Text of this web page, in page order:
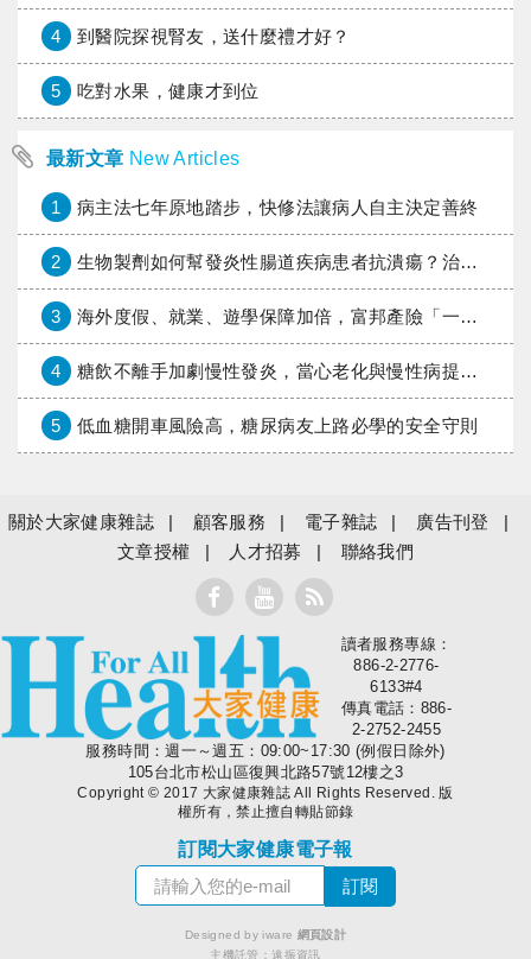
4 到醫院探視腎友，送什麼禮才好？
5 吃對水果，健康才到位
最新文章 New Articles
1 病主法七年原地踏步，快修法讓病人自主決定善終
2 生物製劑如何幫發炎性腸道疾病患者抗潰瘍？治療進展與健保給付困境一次看
3 海外度假、就業、遊學保障加倍，富邦產險「一期逐夢」專案加碼遠距醫療與緊急救援
4 糖飲不離手加劇慢性發炎，當心老化與慢性病提早報到
5 低血糖開車風險高，糖尿病友上路必學的安全守則
關於大家健康雜誌 顧客服務 電子雜誌
廣告刊登
文章授權
人才招募 聯絡我們
大家健康
讀者服務專線：
886-2-2776-
6133#4
傳真電話：886-
2-2752-2455
服務時間：週一～週五：09:00~17:30 (例假日除外)
105台北市松山區復興北路57號12樓之3
Copyright © 2017 大家健康雜誌 All Rights Reserved. 版
權所有，禁止擅自轉貼節錄
訂閱大家健康電子報
Designed by iware 網頁設計
主機託管：遠振資訊